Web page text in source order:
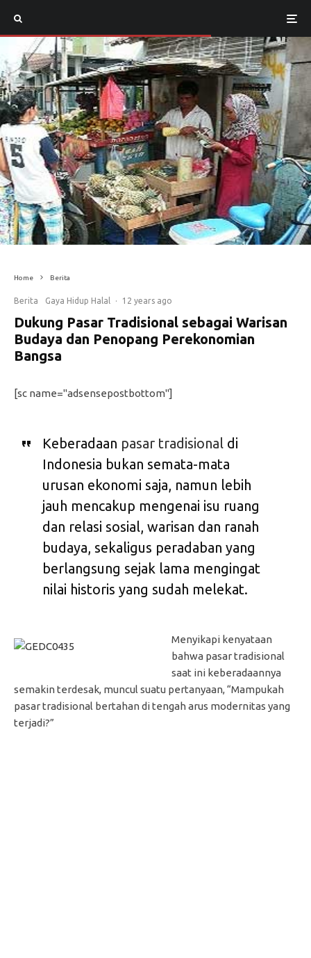
Home Berita
Berita Gaya Hidup Halal · 12 years ago
Dukung Pasar Tradisional sebagai Warisan
Budaya dan Penopang Perekonomian
Bangsa
[sc name="adsensepostbottom"]
Keberadaan pasar tradisional di
Indonesia bukan semata-mata
urusan ekonomi saja, namun lebih
jauh mencakup mengenai isu ruang
dan relasi sosial, warisan dan ranah
budaya, sekaligus peradaban yang
berlangsung sejak lama mengingat
nilai historis yang sudah melekat.
Menyikapi kenyataan
bahwa pasar tradisional
saat ini keberadaannya
semakin terdesak, muncul suatu pertanyaan, “Mampukah
pasar tradisional bertahan di tengah arus modernitas yang
terjadi?”